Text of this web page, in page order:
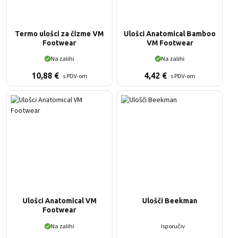
Termo ulošci za čizme VM
Footwear
Na zalihi
10,88 € s PDV-om
Ulošci Anatomical Bamboo
VM Footwear
Na zalihi
4,42 € s PDV-om
Ulošci Anatomical VM
Footwear
Na zalihi
Ulošči Beekman
Isporučiv